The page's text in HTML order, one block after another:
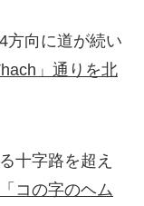
方向に道が続い
」通りを北
十字路を超え
コの字のヘム